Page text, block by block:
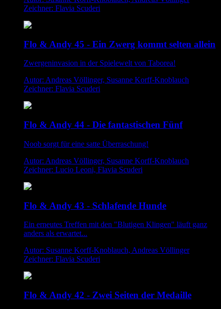
Zeichner: Flavia Scuderi
Flo & Andy 45 - Ein Zwerg kommt selten allein
Zwergeninvasion in der Spielewelt von Taborea!
Autor: Andreas Völlinger, Susanne Korff-Knoblauch
Zeichner: Flavia Scuderi
Flo & Andy 44 - Die fantastischen Fünf
Noob sorgt für eine satte Überraschung!
Autor: Andreas Völlinger, Susanne Korff-Knoblauch
Zeichner: Lucio Leoni, Flavia Scuderi
Flo & Andy 43 - Schlafende Hunde
Ein erneutes Treffen mit den "Blutigen Klingen" läuft ganz
anders als erwartet...
Autor: Susanne Korff-Knoblauch, Andreas Völlinger
Zeichner: Flavia Scuderi
Flo & Andy 42 - Zwei Seiten der Medaille